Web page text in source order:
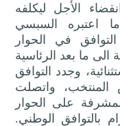
الأجل ليكلفه
اعتبره السبسي
في الحوار
وجدد التوافق
المنتخب، واتصلت
على الحوار
بالتوافق الوطني.